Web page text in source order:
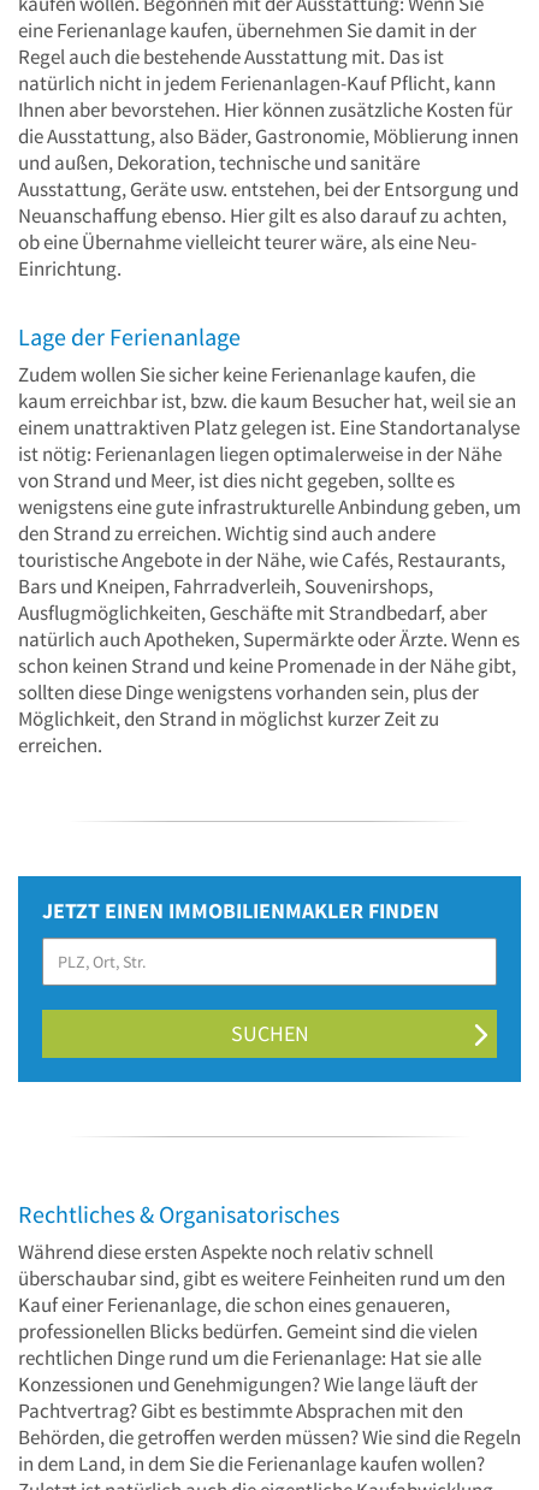
eine Ferienanlage kaufen, übernehmen Sie damit in der
Regel auch die bestehende Ausstattung mit. Das ist
natürlich nicht in jedem Ferienanlagen-Kauf Pflicht, kann
Ihnen aber bevorstehen. Hier können zusätzliche Kosten für
die Ausstattung, also Bäder, Gastronomie, Möblierung innen
und außen, Dekoration, technische und sanitäre
Ausstattung, Geräte usw. entstehen, bei der Entsorgung und
Neuanschaffung ebenso. Hier gilt es also darauf zu achten,
ob eine Übernahme vielleicht teurer wäre, als eine Neu-
Einrichtung.
Lage der Ferienanlage
Zudem wollen Sie sicher keine Ferienanlage kaufen, die
kaum erreichbar ist, bzw. die kaum Besucher hat, weil sie an
einem unattraktiven Platz gelegen ist. Eine Standortanalyse
ist nötig: Ferienanlagen liegen optimalerweise in der Nähe
von Strand und Meer, ist dies nicht gegeben, sollte es
wenigstens eine gute infrastrukturelle Anbindung geben, um
den Strand zu erreichen. Wichtig sind auch andere
touristische Angebote in der Nähe, wie Cafés, Restaurants,
Bars und Kneipen, Fahrradverleih, Souvenirshops,
Ausflugmöglichkeiten, Geschäfte mit Strandbedarf, aber
natürlich auch Apotheken, Supermärkte oder Ärzte. Wenn es
schon keinen Strand und keine Promenade in der Nähe gibt,
sollten diese Dinge wenigstens vorhanden sein, plus der
Möglichkeit, den Strand in möglichst kurzer Zeit zu
erreichen.
JETZT EINEN IMMOBILIENMAKLER FINDEN
SUCHEN
Rechtliches & Organisatorisches
Während diese ersten Aspekte noch relativ schnell
überschaubar sind, gibt es weitere Feinheiten rund um den
Kauf einer Ferienanlage, die schon eines genaueren,
professionellen Blicks bedürfen. Gemeint sind die vielen
rechtlichen Dinge rund um die Ferienanlage: Hat sie alle
Konzessionen und Genehmigungen? Wie lange läuft der
Pachtvertrag? Gibt es bestimmte Absprachen mit den
Behörden, die getroffen werden müssen? Wie sind die Regeln
in dem Land, in dem Sie die Ferienanlage kaufen wollen?